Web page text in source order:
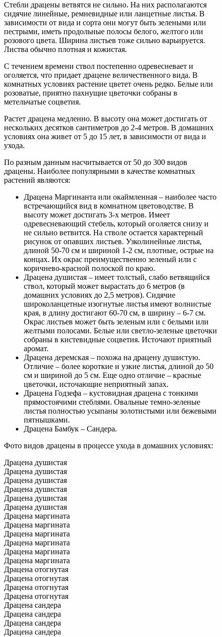
Стебли драцены ветвятся не сильно. На них располагаются
сидячие линейные, ремневидные или ланцетные листья. В
зависимости от вида и сорта они могут быть зелеными или
пестрыми, иметь продольные полосы белого, желтого или
розового цвета. Ширина листьев тоже сильно варьируется.
Листва обычно плотная и кожистая.
С течением времени ствол постепенно одревесневает и
оголяется, что придает драцене величественного вида. В
комнатных условиях растение цветет очень редко. Белые или
розоватые, приятно пахнущие цветочки собраны в
метельчатые соцветия.
Растет драцена медленно. В высоту она может достигать от
нескольких десятков сантиметров до 2-4 метров. В домашних
условиях она живет от 5 до 15 лет, в зависимости от вида и
ухода.
По разным данным насчитывается от 50 до 300 видов
драцены. Наиболее популярными в качестве комнатных
растений являются:
Драцена Маргинанта или окаймленная – наиболее часто
встречающийся вид в комнатном цветоводстве. В
высоту может достигать 3-х метров. Имеет
одревесневающий стебель, который оголяется снизу и
не сильно ветвится. На стволе остается характерный
рисунок от опавших листьев. Узколинейные листья,
длиной 50-70 см и шириной 1-2 см, плотные, острые на
концах. Их окрас преимущественно зеленый или с
коричнево-красной полоской по краю.
Драцена душистая – имеет толстый, слабо ветвящийся
ствол, который может вырастать до 6 метров (в
домашних условиях до 2,5 метров). Сидячие
широколанцетные изогнутые листья имеют волнистые
края, в длину достигают 60-70 см, в ширину – 6-7 см.
Окрас листьев может быть зеленым или с белыми или
желтыми полосами. Белые или светло-зеленые цветочки
собраны в кистевидные соцветия. Источают приятный
аромат.
Драцена деремская – похожа на драцену душистую.
Отличие – более короткие и узкие листья, длиной до 50
см и шириной до 5 см. Еще одно отличие – красные
цветочки, источающие неприятный запах.
Драцена Годзефа – кустовидная драцена с тонкими
прямостоячими стеблями. Овальные темно-зеленые
листья полностью усыпаны золотистыми или бежевыми
пятнышками.
Драцена Бамбук – Сандера.
Фото видов драцены в процессе ухода в домашних условиях:
Драцена душистая
Драцена душистая
Драцена душистая
Драцена душистая
Драцена душистая
Драцена душистая
Драцена маргината
Драцена маргината
Драцена маргината
Драцена маргината
Драцена маргината
Драцена маргината
Драцена отогнутая
Драцена отогнутая
Драцена отогнутая
Драцена отогнутая
Драцена сандера
Драцена сандера
Драцена сандера
Драцена сандера